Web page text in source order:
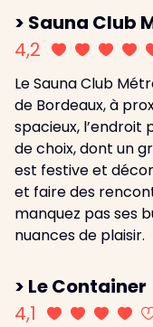
> Sauna Club
4,2
Le Sauna Club
de Bordeaux, à
spacieux,
de choix, dont un
est festive et
et faire des
manquez pas ses
nuances de plaisir.
> Le Container
4,1